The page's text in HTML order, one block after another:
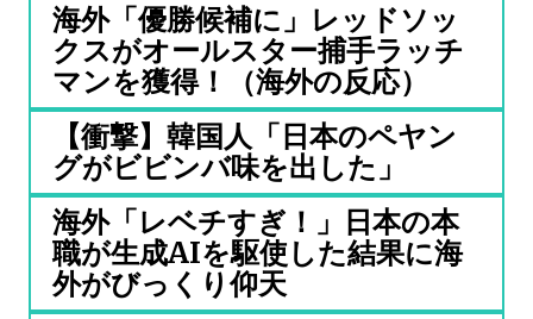
海外「優勝候補に」レッドソッ
クスがオールスター捕手ラッチ
マンを獲得！（海外の反応）
【衝撃】韓国人「日本のペヤン
グがビビンバ味を出した」
海外「レベチすぎ！」日本の本
職が生成AIを駆使した結果に海
外がびっくり仰天